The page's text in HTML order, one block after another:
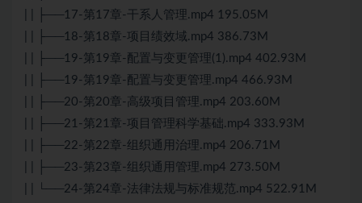
| | ├──17-第17章-干系人管理.mp4 195.05M
| | ├──18-第18章-项目绩效域.mp4 386.73M
| | ├──19-第19章-配置与变更管理(1).mp4 402.93M
| | ├──19-第19章-配置与变更管理.mp4 466.93M
| | ├──20-第20章-高级项目管理.mp4 203.60M
| | ├──21-第21章-项目管理科学基础.mp4 333.93M
| | ├──22-第22章-组织通用治理.mp4 206.71M
| | ├──23-第23章-组织通用管理.mp4 273.50M
| | └──24-第24章-法律法规与标准规范.mp4 522.91M